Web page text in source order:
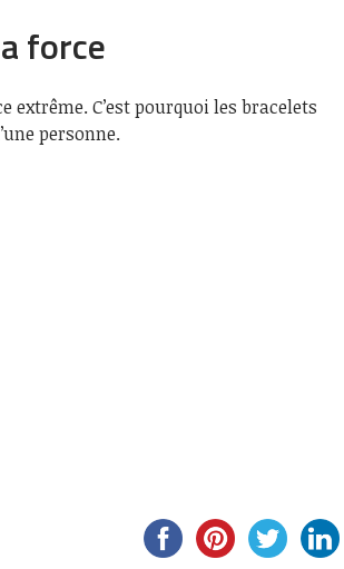
force
extrême. C’est pourquoi les bracelets
personne.